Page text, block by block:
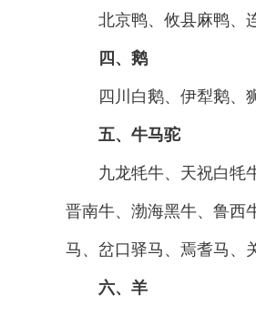
北京鸭、攸县麻鸭、连
四、鹅
四川白鹅、伊犁鹅、狮
五、牛马驼
九龙牦牛、天祝白牦牛
晋南牛、渤海黑牛、鲁西
马、岔口驿马、焉耆马、
六、羊